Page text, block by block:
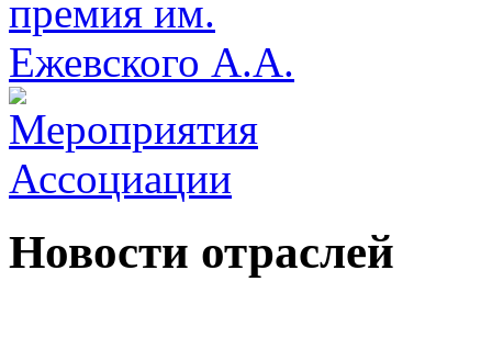
Новости отраслей